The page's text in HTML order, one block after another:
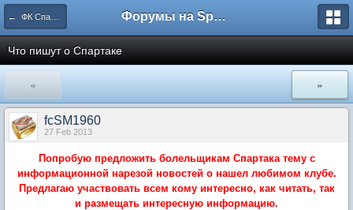
← ФК Спартак Москва Форумы на Sportbox.ru
Что пишут о Спартаке
« »
fcSM1960
27 Feb 2013
Попробую предложить болельщикам Спартака тему с
информационной нарезой новостей о нашел любимом клубе.
Предлагаю участвовать всем кому интересно, как читать, так
и размещать интересную информацию.